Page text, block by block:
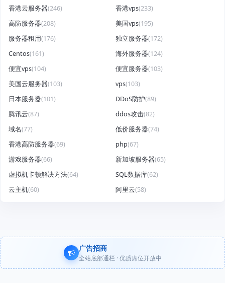
香港云服务器(246) 香港vps(233)
高防服务器(208) 美国vps(195)
服务器租用(176) 独立服务器(172)
Centos(161) 海外服务器(124)
便宜vps(104) 便宜服务器(103)
美国云服务器(103) vps(103)
日本服务器(101) DDoS防护(89)
腾讯云(87) ddos攻击(82)
域名(77) 低价服务器(74)
香港高防服务器(69) php(67)
游戏服务器(66) 新加坡服务器(65)
虚拟机卡顿解决方法(64) SQL数据库(62)
云主机(60) 阿里云(58)
广告招商
全站底部通栏 · 优质席位开放中